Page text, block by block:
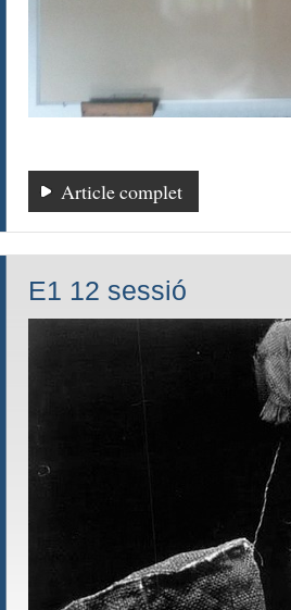
Article complet
E1 12 sessió